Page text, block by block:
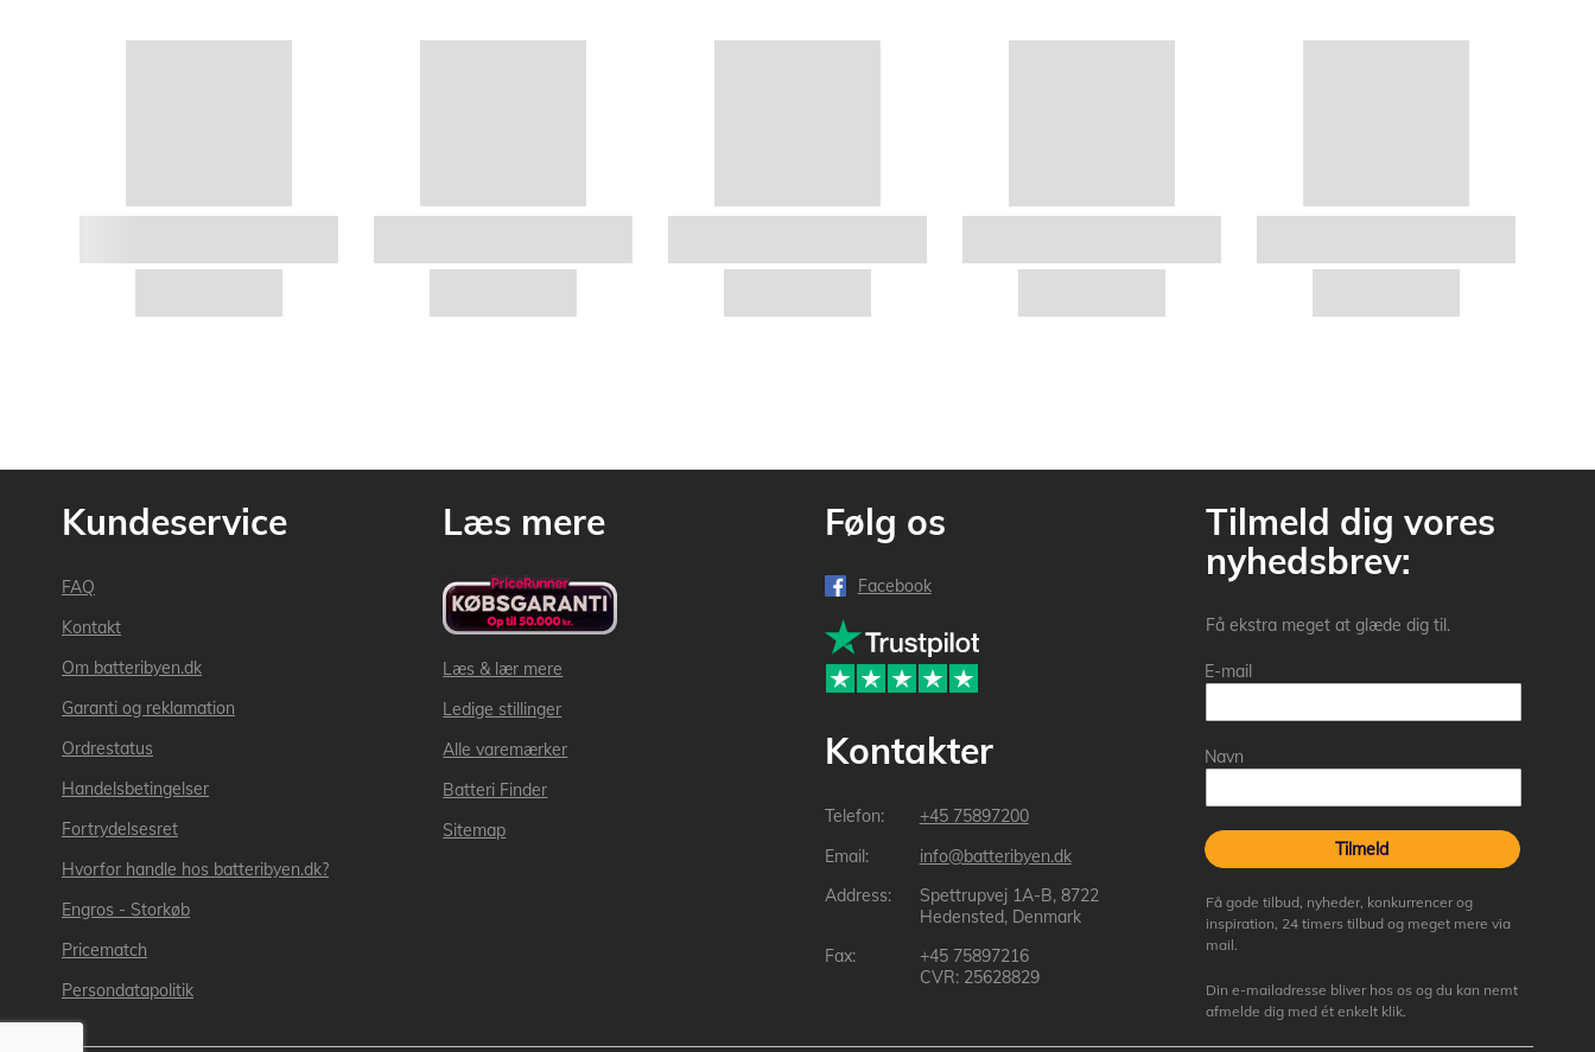
Kundeservice
FAQ
Kontakt
Om batteribyen.dk
Garanti og reklamation
Ordrestatus
Handelsbetingelser
Fortrydelsesret
Hvorfor handle hos batteribyen.dk?
Engros - Storkøb
Pricematch
Persondatapolitik
Læs mere
Læs & lær mere
Ledige stillinger
Alle varemærker
Batteri Finder
Sitemap
Følg os
Facebook
Kontakter
+45 75897200
info@batteribyen.dk
Spettrupvej 1A-B, 8722
Hedensted, Denmark
+45 75897216
CVR: 25628829
Tilmeld dig vores
nyhedsbrev:
Få ekstra meget at glæde dig til.
E-mail
Navn
Tilmeld
Få gode tilbud, nyheder, konkurrencer og
inspiration, 24 timers tilbud og meget mere via
mail.
Din e-mailadresse bliver hos os og du kan nemt
afmelde dig med ét enkelt klik.